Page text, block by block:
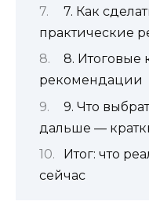
7. Как
практические
8. Итоговые
рекомендации
9. Что
дальше —
Итог: что
сейчас